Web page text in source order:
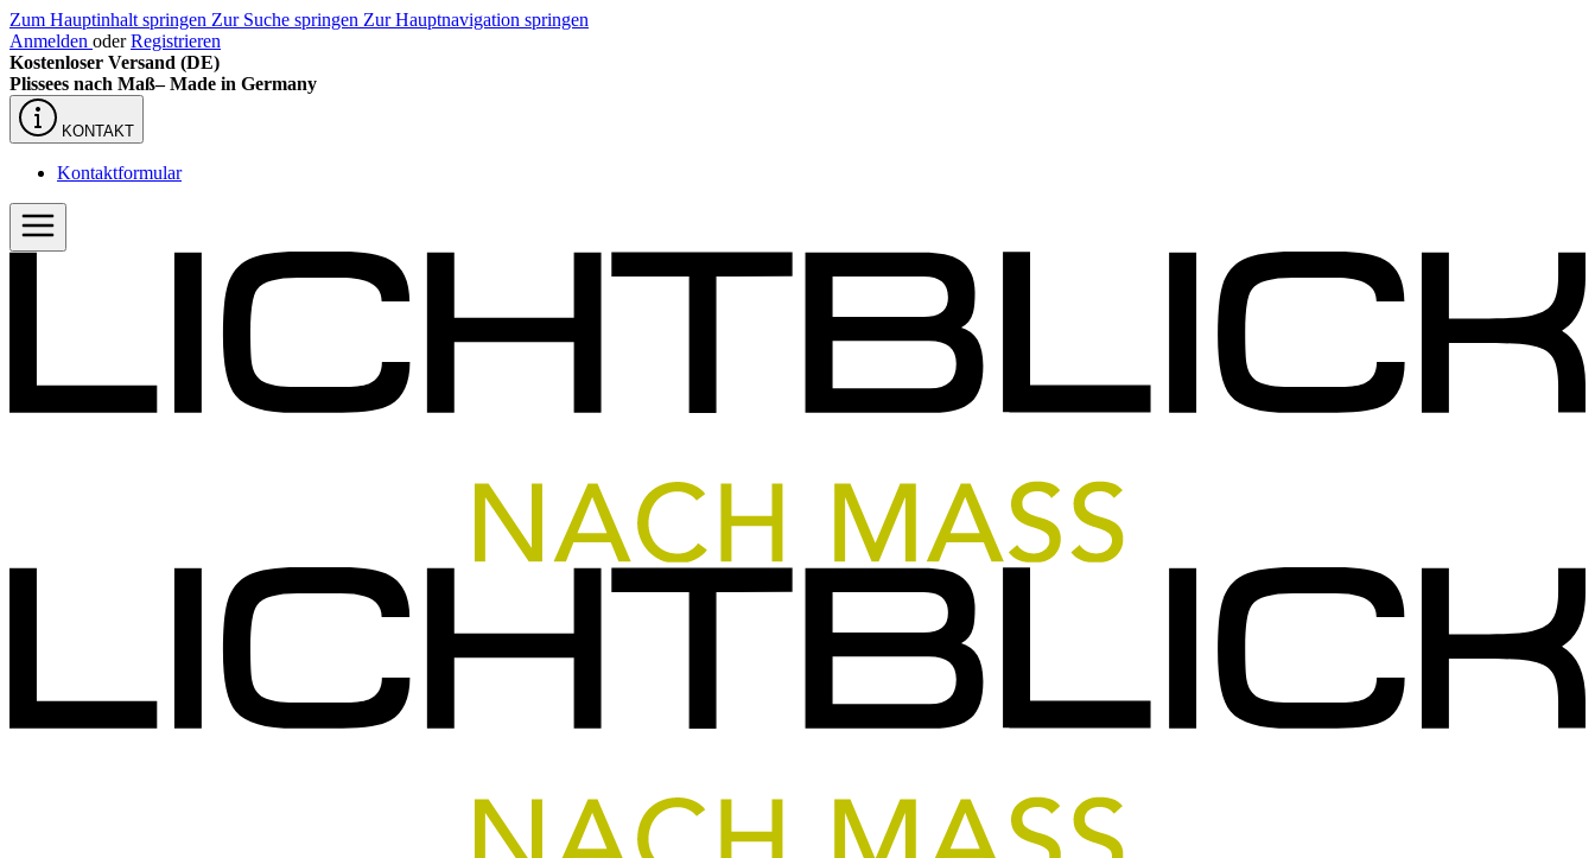
Zum Hauptinhalt springen Zur Suche springen Zur Hauptnavigation springen
Anmelden oder Registrieren
Kostenloser Versand (DE)
Plissees nach Maß–Made in Germany
KONTAKT
Kontaktformular